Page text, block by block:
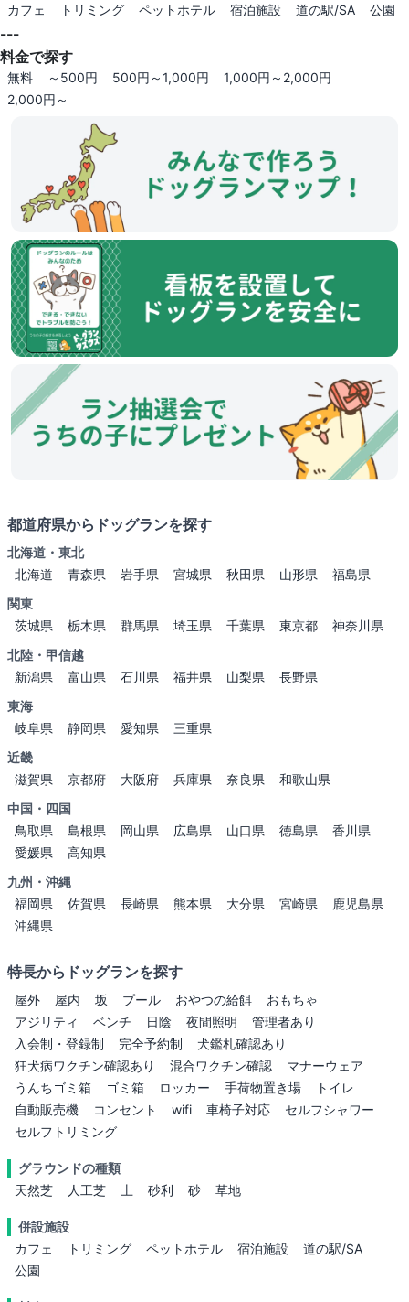
カフェ トリミング ペットホテル 宿泊施設 道の駅/SA 公園
---
料金で探す
無料 ～500円 500円～1,000円
1,000円～2,000円
2,000円～
都道府県からドッグランを探す
北海道・東北
北海道
青森県 岩手県 宮城県 秋田県 山形県
福島県
関東
茨城県
栃木県 群馬県 埼玉県 千葉県 東京都
神奈川県
北陸・甲信越
新潟県
富山県 石川県 福井県 山梨県
長野県
東海
岐阜県
静岡県 愛知県
三重県
近畿
滋賀県
京都府 大阪府 兵庫県 奈良県
和歌山県
中国・四国
鳥取県
島根県 岡山県 広島県 山口県 徳島県
香川県
愛媛県
高知県
九州・沖縄
福岡県
佐賀県 長崎県 熊本県 大分県 宮崎県
鹿児島県
沖縄県
特長からドッグランを探す
屋外 屋内 坂 プール おやつの給餌
おもちゃ
アジリティ
ベンチ 日陰 夜間照明
管理者あり
入会制・登録制
完全予約制
犬鑑札確認あり
狂犬病ワクチン確認あり
混合ワクチン確認
マナーウェア
うんちゴミ箱
ゴミ箱 ロッカー 手荷物置き場
トイレ
自動販売機
コンセント wifi 車椅子対応
セルフシャワー
セルフトリミング
グラウンドの種類
天然芝
人工芝 土 砂利 砂 草地
併設施設
カフェ
トリミング ペットホテル 宿泊施設
道の駅/SA
公園